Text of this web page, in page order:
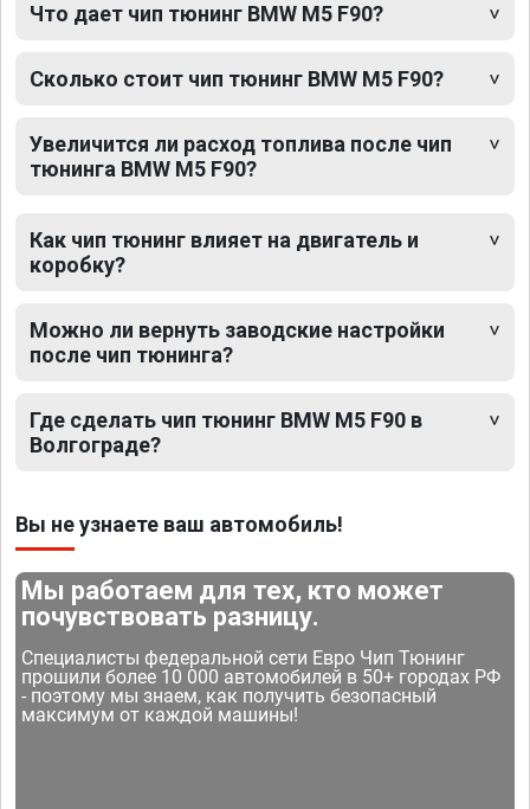
Что дает чип тюнинг BMW M5 F90?
Сколько стоит чип тюнинг BMW M5 F90?
Увеличится ли расход топлива после чип
тюнинга BMW M5 F90?
Как чип тюнинг влияет на двигатель и
коробку?
Можно ли вернуть заводские настройки
после чип тюнинга?
Где сделать чип тюнинг BMW M5 F90 в
Волгограде?
Вы не узнаете ваш автомобиль!
Мы работаем для тех, кто может
почувствовать разницу.
Специалисты федеральной сети Евро Чип Тюнинг
прошили более 10 000 автомобилей в 50+ городах РФ
- поэтому мы знаем, как получить безопасный
максимум от каждой машины!